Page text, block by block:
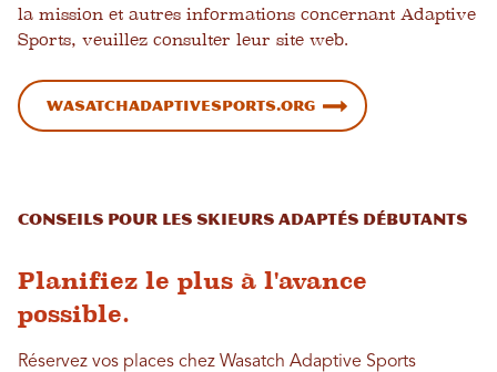
la mission et autres informations concernant Adaptive
Sports, veuillez consulter leur site web.
wasatchadaptivesports.org
Conseils pour les skieurs adaptés débutants
Planifiez le plus à l'avance
possible.
Réservez vos places chez Wasatch Adaptive Sports